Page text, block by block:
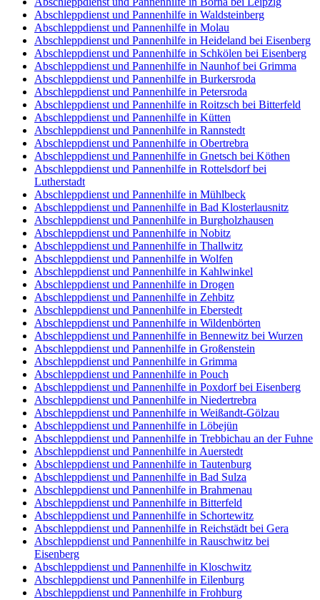
Abschleppdienst und Pannenhilfe in Waldsteinberg
Abschleppdienst und Pannenhilfe in Molau
Abschleppdienst und Pannenhilfe in Heideland bei Eisenberg
Abschleppdienst und Pannenhilfe in Schkölen bei Eisenberg
Abschleppdienst und Pannenhilfe in Naunhof bei Grimma
Abschleppdienst und Pannenhilfe in Burkersroda
Abschleppdienst und Pannenhilfe in Petersroda
Abschleppdienst und Pannenhilfe in Roitzsch bei Bitterfeld
Abschleppdienst und Pannenhilfe in Kütten
Abschleppdienst und Pannenhilfe in Rannstedt
Abschleppdienst und Pannenhilfe in Obertrebra
Abschleppdienst und Pannenhilfe in Gnetsch bei Köthen
Abschleppdienst und Pannenhilfe in Rottelsdorf bei
Lutherstadt
Abschleppdienst und Pannenhilfe in Mühlbeck
Abschleppdienst und Pannenhilfe in Bad Klosterlausnitz
Abschleppdienst und Pannenhilfe in Burgholzhausen
Abschleppdienst und Pannenhilfe in Nobitz
Abschleppdienst und Pannenhilfe in Thallwitz
Abschleppdienst und Pannenhilfe in Wolfen
Abschleppdienst und Pannenhilfe in Kahlwinkel
Abschleppdienst und Pannenhilfe in Drogen
Abschleppdienst und Pannenhilfe in Zehbitz
Abschleppdienst und Pannenhilfe in Eberstedt
Abschleppdienst und Pannenhilfe in Wildenbörten
Abschleppdienst und Pannenhilfe in Bennewitz bei Wurzen
Abschleppdienst und Pannenhilfe in Großenstein
Abschleppdienst und Pannenhilfe in Grimma
Abschleppdienst und Pannenhilfe in Pouch
Abschleppdienst und Pannenhilfe in Poxdorf bei Eisenberg
Abschleppdienst und Pannenhilfe in Niedertrebra
Abschleppdienst und Pannenhilfe in Weißandt-Gölzau
Abschleppdienst und Pannenhilfe in Löbejün
Abschleppdienst und Pannenhilfe in Trebbichau an der Fuhne
Abschleppdienst und Pannenhilfe in Auerstedt
Abschleppdienst und Pannenhilfe in Tautenburg
Abschleppdienst und Pannenhilfe in Bad Sulza
Abschleppdienst und Pannenhilfe in Brahmenau
Abschleppdienst und Pannenhilfe in Bitterfeld
Abschleppdienst und Pannenhilfe in Schortewitz
Abschleppdienst und Pannenhilfe in Reichstädt bei Gera
Abschleppdienst und Pannenhilfe in Rauschwitz bei
Eisenberg
Abschleppdienst und Pannenhilfe in Kloschwitz
Abschleppdienst und Pannenhilfe in Eilenburg
Abschleppdienst und Pannenhilfe in Frohburg